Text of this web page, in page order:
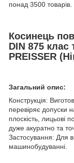
понад 3500 товарів.
Косинець
DIN 875 клас
PREISSER
Загальний опис:
Конструкція:
перевіряє допуски
плоскість, лицьові
дуже акуратно та
Застосування: Для
машинобудуванні.